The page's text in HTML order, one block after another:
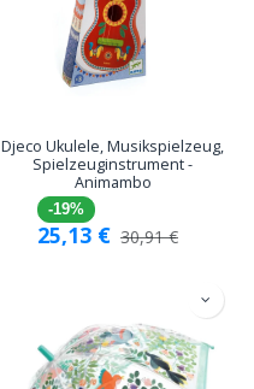
Djeco Ukulele, Musikspielzeug,
Spielzeuginstrument -
Animambo
-19%
25,13 € 30,91€